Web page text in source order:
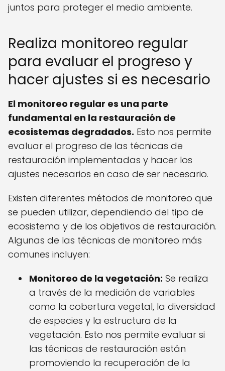
juntos para proteger el medio ambiente.
Realiza monitoreo regular
para evaluar el progreso y
hacer ajustes si es necesario
El monitoreo regular es una parte
fundamental en la restauración de
ecosistemas degradados. Esto nos permite
evaluar el progreso de las técnicas de
restauración implementadas y hacer los
ajustes necesarios en caso de ser necesario.
Existen diferentes métodos de monitoreo que
se pueden utilizar, dependiendo del tipo de
ecosistema y de los objetivos de restauración.
Algunas de las técnicas de monitoreo más
comunes incluyen:
Monitoreo de la vegetación: Se realiza
a través de la medición de variables
como la cobertura vegetal, la diversidad
de especies y la estructura de la
vegetación. Esto nos permite evaluar si
las técnicas de restauración están
promoviendo la recuperación de la